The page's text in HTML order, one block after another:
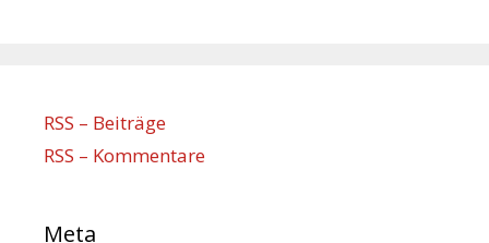
RSS – Beiträge
RSS – Kommentare
Meta